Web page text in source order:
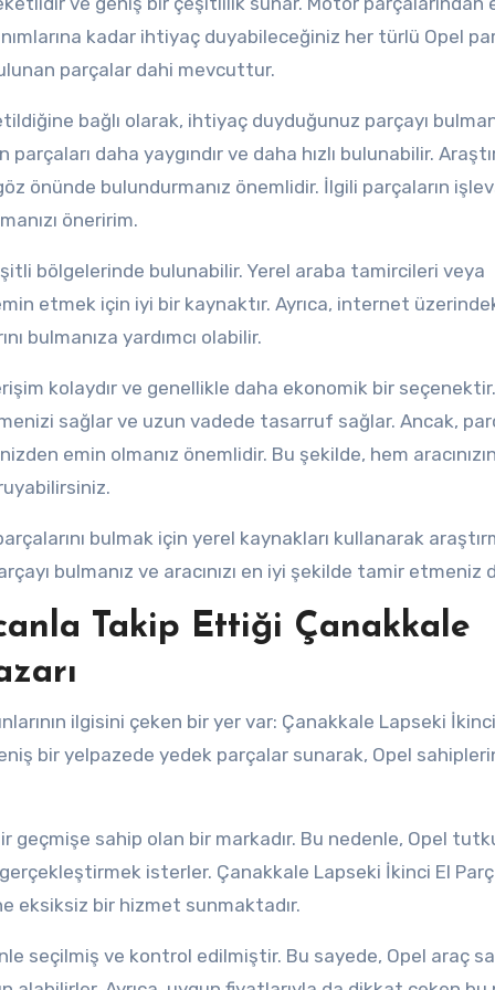
kadar ihtiyaç duyabileceğiniz her türlü Opel
parçalar dahi mevcuttur.
bağlı olarak, ihtiyaç duyduğunuz parçayı
daha yaygındır ve daha hızlı bulunabilir.
önünde bulundurmanız önemlidir. İlgili parçaların
öneririm.
bölgelerinde bulunabilir. Yerel araba tamircileri veya
etmek için iyi bir kaynaktır. Ayrıca, internet
bulmanıza yardımcı olabilir.
kolaydır ve genellikle daha ekonomik bir
sağlar ve uzun vadede tasarruf sağlar. Ancak,
emin olmanız önemlidir. Bu şekilde, hem
bulmak için yerel kaynakları kullanarak
bulmanız ve aracınızı en iyi şekilde tamir etmeniz
Takip Ettiği Çanakkale
ilgisini çeken bir yer var: Çanakkale Lapseki
bir yelpazede yedek parçalar sunarak, Opel
geçmişe sahip olan bir markadır. Bu nedenle, Opel
gerçekleştirmek isterler. Çanakkale Lapseki İkinci El
eksiksiz bir hizmet sunmaktadır.
seçilmiş ve kontrol edilmiştir. Bu sayede, Opel araç